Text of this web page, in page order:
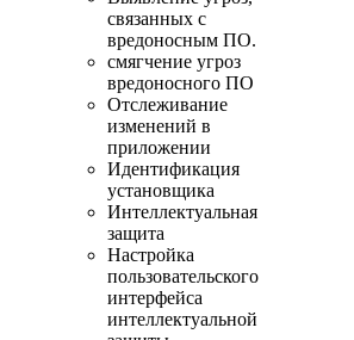
связанных с
вредоносным ПО.
смягчение угроз
вредоносного ПО
Отслеживание
изменений в
приложении
Идентификация
установщика
Интеллектуальная
защита
Настройка
пользовательского
интерфейса
интеллектуальной